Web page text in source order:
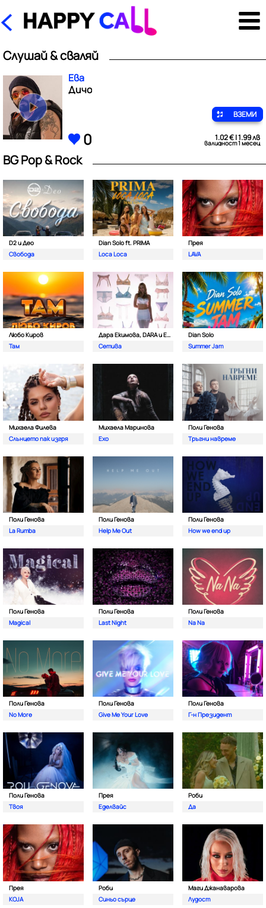
Слушай & сваляй
Ева
Дичо
ВЗЕМИ
0 1.02 € | 1.99 лв
валидност 1 месец
BG Pop & Rock
D2 и Део
Свобода
Dian Solo ft. PRIMA
Loca Loca
Прея
LAVA
Любо Киров
Там
Дара Екимова, DARA и Eva Lea
Сетива
Dian Solo
Summer Jam
Михаела Филева
Слънцето пак изгря
Михаела Маринова
Ехо
Поли Генова
Тръгни навреме
Поли Генова
La Rumba
Поли Генова
Help Me Out
Поли Генова
How we end up
Поли Генова
Magical
Поли Генова
Last Night
Поли Генова
Na Na
Поли Генова
No More
Поли Генова
Give Me Your Love
Поли Генова
Г-н Президент
Поли Генова
Твоя
Прея
Еделвайс
Роби
Да
Прея
KOJA
Роби
Синьо сърце
Маги Джанаварова
Лудост